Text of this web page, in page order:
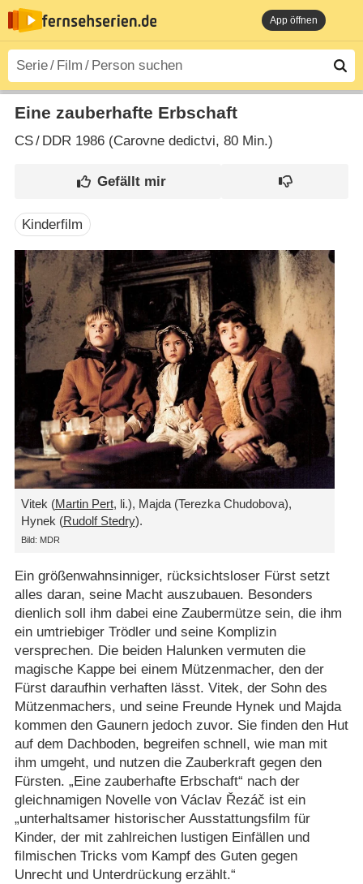
App öffnen
Eine zauberhafte Erbschaft
CS/ DDR1986 (Carovne dedictvi‎, 80 Min.)
Kinderfilm
Vitek (Martin Pert, li.), Majda (Terezka Chudobova),
Hynek (Rudolf Stedry).
Bild: MDR
Ein größenwahnsinniger, rücksichtsloser Fürst setzt
alles daran, seine Macht auszubauen. Besonders
dienlich soll ihm dabei eine Zaubermütze sein, die ihm
ein umtriebiger Trödler und seine Komplizin
versprechen. Die beiden Halunken vermuten die
magische Kappe bei einem Mützenmacher, den der
Fürst daraufhin verhaften lässt. Vitek, der Sohn des
Mützenmachers, und seine Freunde Hynek und Majda
kommen den Gaunern jedoch zuvor. Sie finden den Hut
auf dem Dachboden, begreifen schnell, wie man mit
ihm umgeht, und nutzen die Zauberkraft gegen den
Fürsten. „Eine zauberhafte Erbschaft“ nach der
gleichnamigen Novelle von Václav Řezáč ist ein
„unterhaltsamer historischer Ausstattungsfilm für
Kinder, der mit zahlreichen lustigen Einfällen und
filmischen Tricks vom Kampf des Guten gegen
Unrecht und Unterdrückung erzählt.“